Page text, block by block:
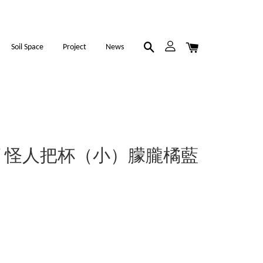
Soil Space Project News
人把杯（小）朦朧橘藍